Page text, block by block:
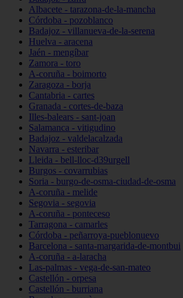
Albacete - tarazona-de-la-mancha
Córdoba - pozoblanco
Badajoz - villanueva-de-la-serena
Huelva - aracena
Jaén - mengíbar
Zamora - toro
A-coruña - boimorto
Zaragoza - borja
Cantabria - cartes
Granada - cortes-de-baza
Illes-balears - sant-joan
Salamanca - vitigudino
Badajoz - valdelacalzada
Navarra - esteribar
Lleida - bell-lloc-d39urgell
Burgos - covarrubias
Soria - burgo-de-osma-ciudad-de-osma
A-coruña - melide
Segovia - segovia
A-coruña - ponteceso
Tarragona - camarles
Córdoba - peñarroya-pueblonuevo
Barcelona - santa-margarida-de-montbui
A-coruña - a-laracha
Las-palmas - vega-de-san-mateo
Castellón - orpesa
Castellón - burriana